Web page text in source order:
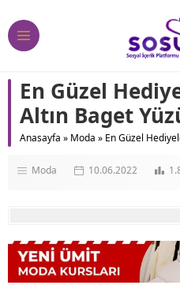
En Güzel
Altın Baget
Anasayfa » Moda » En Güzel
Moda 10.06.2022